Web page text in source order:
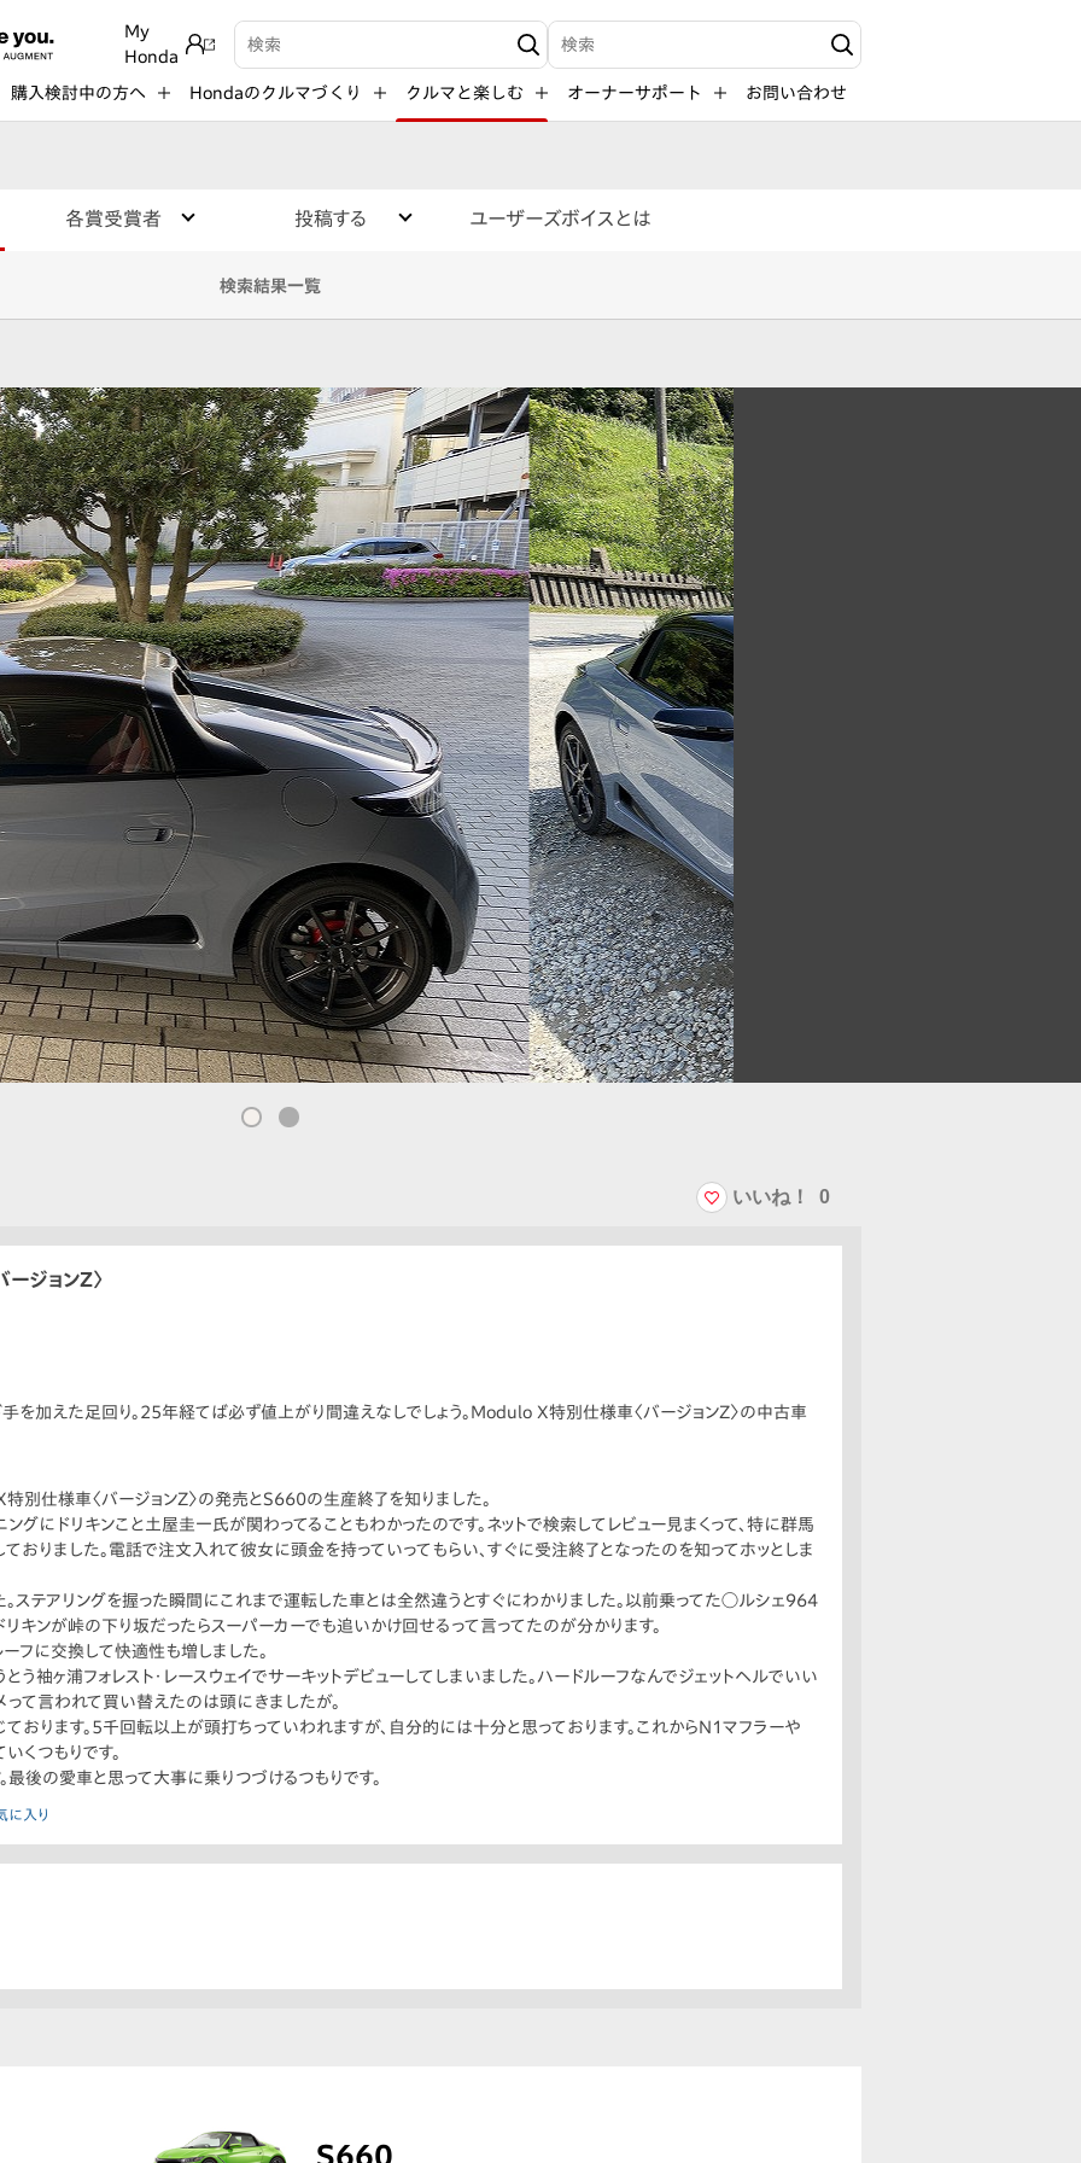
My
Honda
検索キーワード入力 検索キーワード入力
購入検討中の方へ Hondaのクルマづくり クルマと楽しむ オーナーサポート お問い合わせ
各賞受賞者 投稿する ユーザーズボイスとは
検索結果一覧
いいね！ 0
ジョンZ〉
を加えた足回り。25年経てば必ず値上がり間違えなしでしょう。Modulo X特別仕様車〈バージョンZ〉の中古車
仕様車〈バージョンZ〉の発売とS660の生産終了を知りました。
グにドリキンこと土屋圭一氏が関わってることもわかったのです。ネットで検索してレビュー見まくって、特に群馬
おりました。電話で注文入れて彼女に頭金を持っていってもらい、すぐに受注終了となったのを知ってホッとしま
ステアリングを握った瞬間にこれまで運転した車とは全然違うとすぐにわかりました。以前乗ってた◯ルシェ964
リキンが峠の下り坂だったらスーパーカーでも追いかけ回せるって言ってたのが分かります。
フに交換して快適性も増しました。
う袖ヶ浦フォレスト・レースウェイでサーキットデビューしてしまいました。ハードルーフなんでジェットヘルでいい
って言われて買い替えたのは頭にきましたが。
おります。5千回転以上が頭打ちっていわれますが、自分的には十分と思っております。これからN1マフラーや
くつもりです。
最後の愛車と思って大事に乗りつづけるつもりです。
に入り
S660